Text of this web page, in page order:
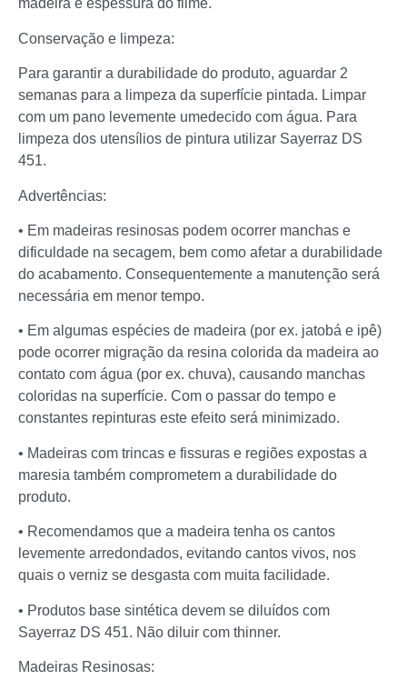
madeira e espessura do filme.
Conservação e limpeza:
Para garantir a durabilidade do produto, aguardar 2
semanas para a limpeza da superfície pintada. Limpar
com um pano levemente umedecido com água. Para
limpeza dos utensílios de pintura utilizar Sayerraz DS
451.
Advertências:
• Em madeiras resinosas podem ocorrer manchas e
dificuldade na secagem, bem como afetar a durabilidade
do acabamento. Consequentemente a manutenção será
necessária em menor tempo.
• Em algumas espécies de madeira (por ex. jatobá e ipê)
pode ocorrer migração da resina colorida da madeira ao
contato com água (por ex. chuva), causando manchas
coloridas na superfície. Com o passar do tempo e
constantes repinturas este efeito será minimizado.
• Madeiras com trincas e fissuras e regiões expostas a
maresia também comprometem a durabilidade do
produto.
• Recomendamos que a madeira tenha os cantos
levemente arredondados, evitando cantos vivos, nos
quais o verniz se desgasta com muita facilidade.
• Produtos base sintética devem se diluídos com
Sayerraz DS 451. Não diluir com thinner.
Madeiras Resinosas: